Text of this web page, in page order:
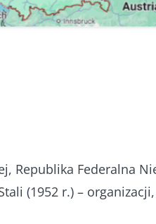
Republika Federalna
(1952 r.) –